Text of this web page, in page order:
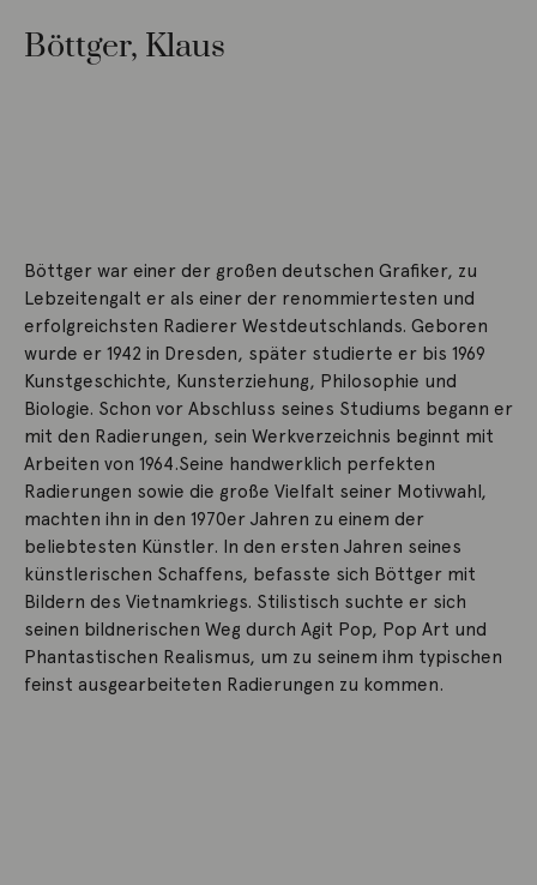
Böttger, Klaus
Böttger war einer der großen deutschen Grafiker, zu
Lebzeitengalt er als einer der renommiertesten und
erfolgreichsten Radierer Westdeutschlands. Geboren
wurde er 1942 in Dresden, später studierte er bis 1969
Kunstgeschichte, Kunsterziehung, Philosophie und
Biologie. Schon vor Abschluss seines Studiums begann er
mit den Radierungen, sein Werkverzeichnis beginnt mit
Arbeiten von 1964.Seine handwerklich perfekten
Radierungen sowie die große Vielfalt seiner Motivwahl,
machten ihn in den 1970er Jahren zu einem der
beliebtesten Künstler. In den ersten Jahren seines
künstlerischen Schaffens, befasste sich Böttger mit
Bildern des Vietnamkriegs. Stilistisch suchte er sich
seinen bildnerischen Weg durch Agit Pop, Pop Art und
Phantastischen Realismus, um zu seinem ihm typischen
feinst ausgearbeiteten Radierungen zu kommen.